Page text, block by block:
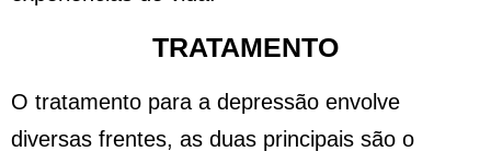
TRATAMENTO
O tratamento para a depressão envolve
diversas frentes, as duas principais são o